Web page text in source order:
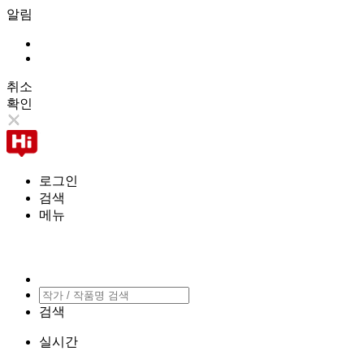
알림
취소
확인
로그인
검색
메뉴
검색
실시간